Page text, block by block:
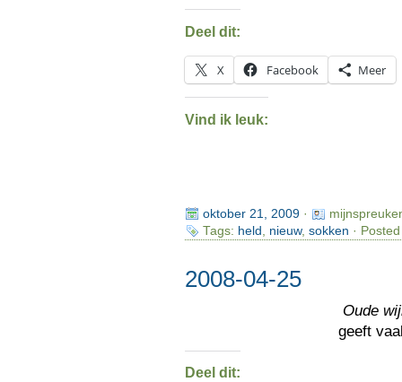
Deel dit:
X Facebook Meer
Vind ik leuk:
oktober 21, 2009·
Tags: held nieuw, sokken ·
2008-04-25
Oude
geeft
Deel dit: